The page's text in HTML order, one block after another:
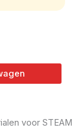
voor STEAM